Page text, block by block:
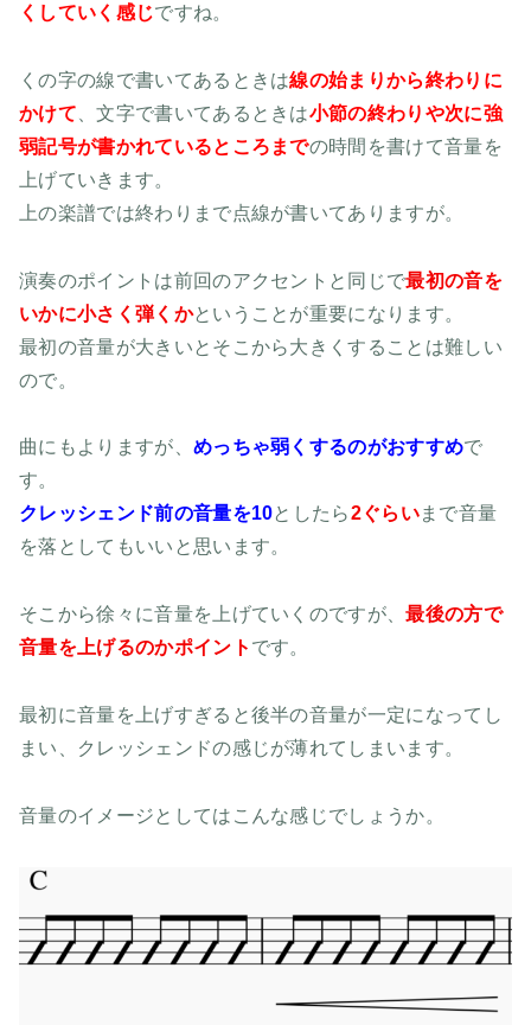
くしていく感じですね。
くの字の線で書いてあるときは線の始まりから終わりに
かけて 、文字で書いてあるときは小節の終わりや次に強
弱記号が書かれているところまでの時間を書けて音量を
上げていきます。
上の楽譜では終わりまで点線が書いてありますが。
演奏のポイントは前回のアクセントと同じで最初の音を
いかに小さく弾くかということが重要になります。
最初の音量が大きいとそこから大きくすることは難しい
ので。
曲にもよりますが、 めっちゃ弱くするのがおすすめで
す。
クレッシェンド前の音量を10としたら2ぐらいまで音量
を落としてもいいと思います。
そこから徐々に音量を上げていくのですが、最後の方で
音量を上げるのかポイント です。
最初に音量を上げすぎると後半の音量が一定になってし
まい、クレッシェンドの感じが薄れてしまいます。
音量のイメージとしてはこんな感じでしょうか。